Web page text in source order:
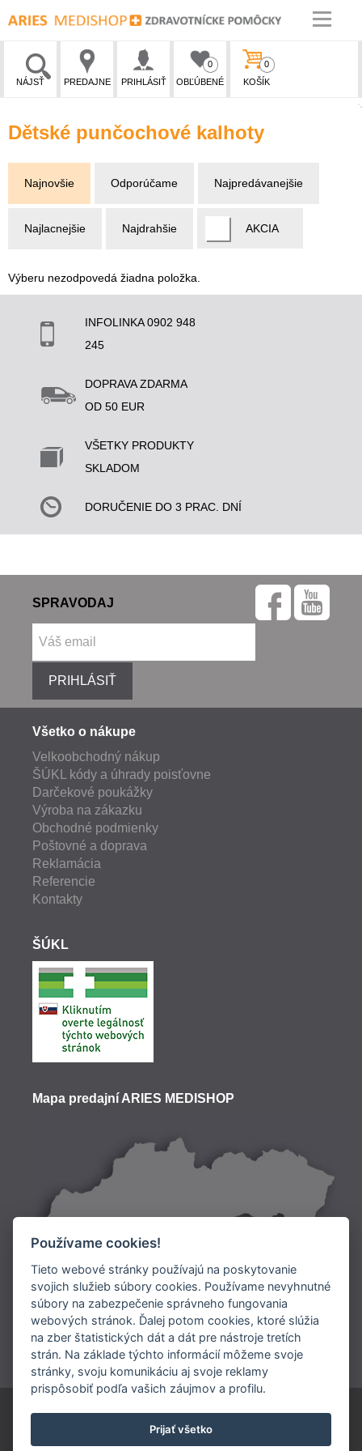
NÁJSŤ PREDAJNE PRIHLÁSIŤ OBĽÚBENÉ
0
KOŠÍK
0
Dětské punčochové kalhoty
Najnovšie Odporúčame Najpredávanejšie
Najlacnejšie Najdrahšie AKCIA
Výberu nezodpovedá žiadna položka.
INFOLINKA 0902 948
245
DOPRAVA ZDARMA
OD 50 EUR
VŠETKY PRODUKTY
SKLADOM
DORUČENIE DO 3 PRAC. DNÍ
SPRAVODAJ
PRIHLÁSIŤ
Všetko o nákupe
Velkoobchodný nákup
ŠÚKL kódy a úhrady poisťovne
Darčekové poukážky
Výroba na zákazku
Obchodné podmienky
Poštovné a doprava
Reklamácia
Referencie
Kontakty
ŠÚKL
Mapa predajní ARIES MEDISHOP
Doprava:
Platba:
ARIES SLOVAKIA s.r.o.
0902 948 245
Používame cookies!
Tieto webové stránky používajú na poskytovanie
svojich služieb súbory cookies. Používame nevyhnutné
súbory na zabezpečenie správneho fungovania
webových stránok. Ďalej potom cookies, ktoré slúžia
na zber štatistických dát a dát pre nástroje tretích
strán. Na základe týchto informácií môžeme svoje
stránky, svoju komunikáciu aj svoje reklamy
prispôsobiť podľa vašich záujmov a profilu.
Prijať všetko